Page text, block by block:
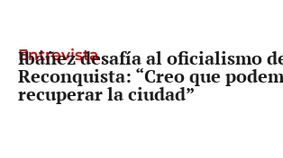
Entrevista
Ibáñez desafía al oficialismo
Reconquista: “Creo que
recuperar la ciudad”